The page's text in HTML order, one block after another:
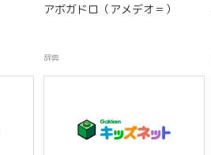
アボガドロ（アメデオ＝）
辞典